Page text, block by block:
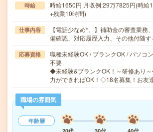
時給
時給1650円 月収例:29万7825円(時給
+残業10時間)
仕事内容
【電話少なめ*。】補助金の審査業務
備確認、対応履歴入力、その他付随
応募資格
職種未経験OK / ブランクOK / パソコ
不要
◆未経験&ブランクOK！～研修あり
力ができればOK！◇18名募集！お友
職場の雰囲気
年齢層